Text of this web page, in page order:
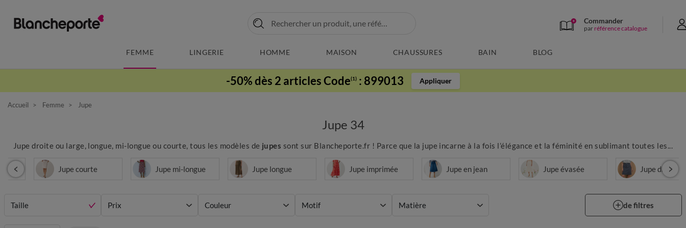
Commander
par référence catalogue
FEMME LINGERIE HOMME MAISON CHAUSSURES BAIN BLOG
-50% dès 2 articles Code(1) : 899013 Appliquer
Accueil Femme Jupe
Jupe 34
Jupe droite ou large, longue, mi-longue ou courte, tous les modèles de jupes sont sur Blancheporte.fr ! Parce que la jupe incarne à la fois l’élégance et la féminité en sublimant toutes les...
Jupe courte Jupe mi-longue Jupe longue Jupe imprimée Jupe en jean Jupe évasée Jupe droite
Taille Prix Couleur Motif Matière de filtres